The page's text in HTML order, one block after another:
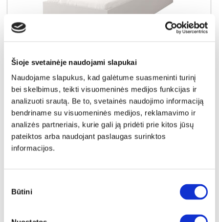
Šioje svetainėje naudojami slapukai
Naudojame slapukus, kad galėtume suasmeninti turinį
bei skelbimus, teikti visuomeninės medijos funkcijas ir
analizuoti srautą. Be to, svetainės naudojimo informaciją
bendriname su visuomeninės medijos, reklamavimo ir
analizės partneriais, kurie gali ją pridėti prie kitos jūsų
pateiktos arba naudojant paslaugas surinktos
informacijos.
pasirinkimas
Būtini
YRA SANDĖLYJE
SMYK 46 lova (Balta)
Miegamoji dalis:P:90cmI: 200cm
Kaina:
154€